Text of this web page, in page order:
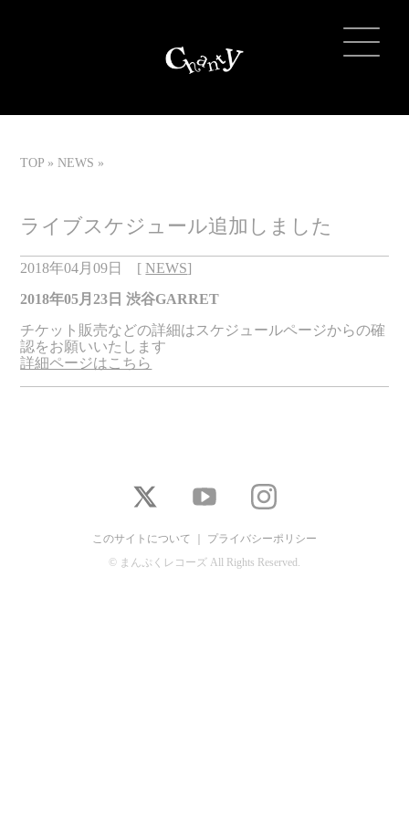
TOP NEWS
ライブスケジュール追加しました
2018年04月09日 [ NEWS]
2018年05月 23 日 渋谷GARRET
チケット販売などの詳細はスケジュールページからの確
認をお願いいたします
詳細ページはこちら
このサイトについて プライバシーポリシー
© まんぷくレコーズ All Rights Reserved.